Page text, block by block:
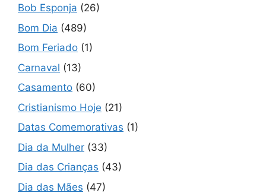
Bob Esponja (26)
Bom Dia (489)
Bom Feriado (1)
Carnaval (13)
Casamento (60)
Cristianismo Hoje (21)
Datas Comemorativas (1)
Dia da Mulher (33)
Dia das Crianças (43)
Dia das Mães (47)